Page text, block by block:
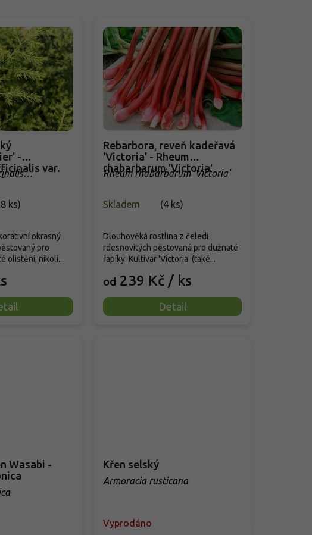
-
var.
ks)
okrasný
pro
olistění, nikoli...
Rebarbora, reveň kadeřavá
'Victoria' - Rheum
rhabarbarum 'Victoria'
Rheum rhabarbarum 'Victoria'
Skladem (4 ks)
od 239 Kč / ks
Detail
Dlouhověká rostlina z čeledi
rdesnovitých pěstovaná pro dužnaté
řapíky. Kultivar 'Victoria' (také...
Wasabi -
Křen selský
Armoracia rusticana
Vyprodáno